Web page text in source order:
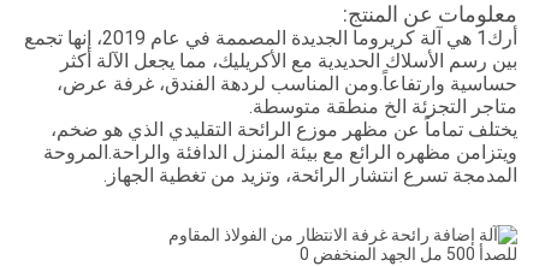
معلومات عن المنتج:
أرك1 هي آلة كريروما الجديدة المصممة في عام 2019، إنها تجمع
بين رسم الأسلاك الحديدية مع الأكريليك، مما يجعل الآلة أكثر
حساسية وارتفاعاً.ومن المناسب لردهة الفندق، غرفة عرض،
متاجر التجزئة الخ منطقة متوسطة.
يختلف تماماً عن مظهر موزع الرائحة التقليدي الذي هو ضخم،
ويتزامن مظهره الرائع مع بيئة المنزل الدافئة والراحة.المروحة
المدمجة تسرع انتشار الرائحة، وتزيد من تغطية الجهاز.